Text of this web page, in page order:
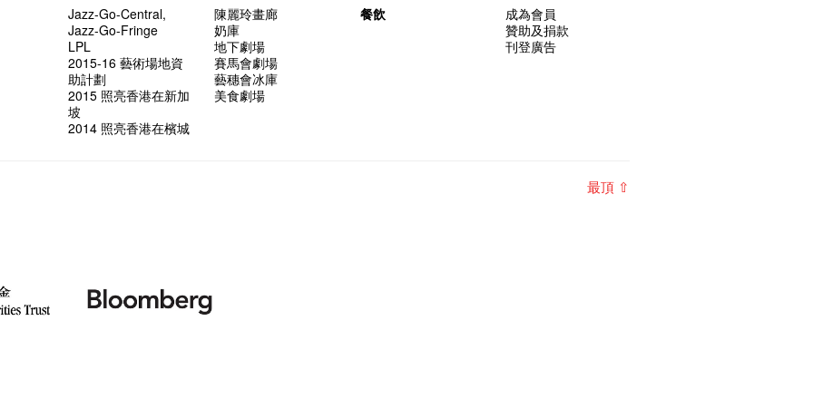
Jazz-Go-Central,
Jazz-Go-Fringe
LPL
2015-16 藝術場地資
助計劃
2015 照亮香港在新加
坡
2014 照亮香港在檳城
陳麗玲畫廊
奶庫
地下劇場
賽馬會劇場
藝穗會冰庫
美食劇場
餐飲
成為會員
贊助及捐款
刊登廣告
最頂 ⇧